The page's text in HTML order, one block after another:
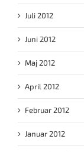
Juli 2012
Juni 2012
Maj 2012
April 2012
Februar 2012
Januar 2012